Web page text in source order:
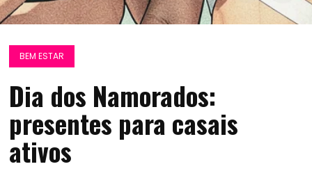
BEM ESTAR
Dia dos Namorados:
presentes para casais
ativos